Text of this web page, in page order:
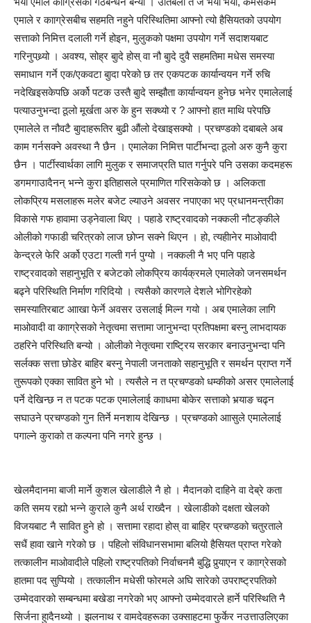
एमाले र कााग्रेसबीच सहमति नहुने परिस्थितिमा आफ्नो त्यो हैसियतको उपयोग
सत्ताको निमित्त दलाली गर्ने होइन, मुलुकको पक्षमा उपयोग गर्ने सदाशयबाट
गरिनुपथ्र्यो । अवश्य, सोह्र बुादे होस् वा नौ बुादे दुवै सहमतिमा मधेस समस्या
समाधान गर्ने एक/एकवटा बुादा परेको छ तर एकपटक कार्यान्वयन गर्ने रुचि
नदेखिइसकेपछि अर्को पटक उस्तै बुादे सम्झौता कार्यान्वयन हुनेछ भनेर एमालेलाई
पत्याउनुभन्दा ठूलो मूर्खता अरु के हुन सक्थ्यो र ? आफ्नो हात माथि परेपछि
एमालेले त नौवटै बुादाहरूतिर बुढी औंलो देखाइसक्यो । प्रचण्डको दबाबले अब
काम गर्नसक्ने अवस्था नै छैन । एमालेका निमित्त पार्टीभन्दा ठूलो अरु कुनै कुरा
छैन । पार्टीस्वार्थका लागि मुलुक र समाजप्रति घात गर्नुपरे पनि उसका कदमहरू
डगमगाउादैनन् भन्ने कुरा इतिहासले प्रमाणित गरिसकेको छ । अलिकता
लोकप्रिय मसलाहरू मलेर बजेट ल्याउने अवसर नपाएका भए प्रधानमन्त्रीका
विकासे गफ हावामा उड्नेवाला थिए । पहाडे राष्ट्रवादको नक्कली नौटङ्कीले
ओलीको गफाडी चरित्रको लाज छोप्न सक्ने थिएन । हो, त्यहीानेर माओवादी
केन्द्रले फेरि अर्को एउटा गल्ती गर्न पुग्यो । नक्कली नै भए पनि पहाडे
राष्ट्रवादको सहानुभूति र बजेटको लोकप्रिय कार्यक्रमले एमालेको जनसमर्थन
बढ्ने परिस्थिति निर्माण गरिदियो । त्यसैको कारणले देशले भोगिरहेको
समस्यातिरबाट आाखा फेर्ने अवसर उसलाई मिल्न गयो । अब एमालेका लागि
माओवादी वा कााग्रेसको नेतृत्वमा सत्तामा जानुभन्दा प्रतिपक्षमा बस्नु लाभदायक
ठहरिने परिस्थिति बन्यो । ओलीको नेतृत्वमा राष्ट्रिय सरकार बनाउनुभन्दा पनि
सर्लक्क सत्ता छोडेर बाहिर बस्नु नेपाली जनताको सहानुभूति र समर्थन प्राप्त गर्ने
तुरूपको एक्का सावित हुने भो । त्यसैले न त प्रचण्डको धम्कीको असर एमालेलाई
पर्ने देखिन्छ न त पटक पटक एमालेलाई कााधमा बोकेर सत्ताको भर्‍याङ चढ्न
सघाउने प्रचण्डको गुन तिर्ने मनशाय देखिन्छ । प्रचण्डको आासुले एमालेलाई
पगाल्ने कुराको त कल्पना पनि नगरे हुन्छ ।
खेलमैदानमा बाजी मार्ने कुशल खेलाडीले नै हो । मैदानको दाहिने वा देब्रे कता
कति समय रह्यो भन्ने कुराले कुनै अर्थ राख्दैन । खेलाडीको दक्षता खेलको
विजयबाट नै सावित हुने हो । सत्तामा रहादा होस् वा बाहिर प्रचण्डको चतुरताले
सधैं हावा खाने गरेको छ । पहिलो संविधानसभामा बलियो हैसियत प्राप्त गरेको
तत्कालीन माओवादीले पहिलो राष्ट्रपतिको निर्वाचनमै बुद्धि पुर्‍याएन र कााग्रेसको
हातमा पद सुप्पियो । तत्कालीन मधेसी फोरमले अघि सारेको उपराष्ट्रपतिको
उम्मेदवारको सम्बन्धमा बखेडा नगरेको भए आफ्नो उम्मेदवारले हार्ने परिस्थिति नै
सिर्जना हुादैनथ्यो । झलनाथ र वामदेवहरूका उक्साहटमा फुर्केर नउत्ताउलिएका